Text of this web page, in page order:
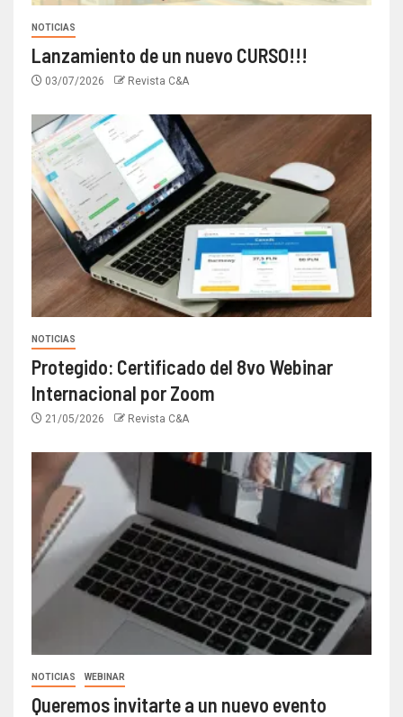
NOTICIAS
Lanzamiento de un nuevo CURSO!!!
03/07/2026 Revista C&A
NOTICIAS
Protegido: Certificado del 8vo Webinar
Internacional por Zoom
21/05/2026 Revista C&A
NOTICIAS WEBINAR
Queremos invitarte a un nuevo evento